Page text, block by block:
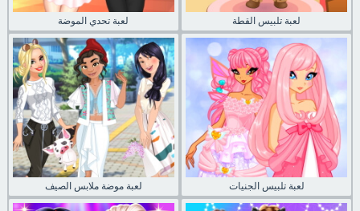
لعبة تحدي الموضة لعبة تلبيس القطة
لعبة موضة ملابس الصيف لعبة تلبيس الجنيات